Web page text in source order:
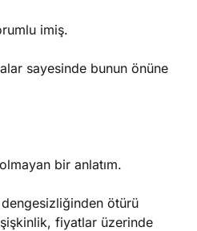
imiş.
sayesinde bunun önüne
bir anlatım.
ötürü
fiyatlar üzerinde